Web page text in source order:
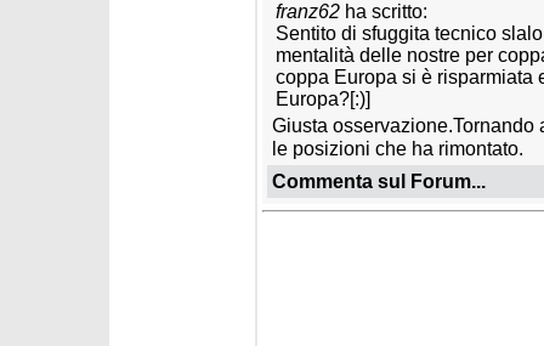
Shiffrin vince anche l'ultimo
slalom e fa 110. Splendida
Trocker in top10
coppa
franz62 ha scritto:
Sentito di sfuggita tecnico
mentalità delle nostre per
coppa Europa si è risparmiata
Europa?[:)]
Giusta osservazione.Tornando
le posizioni che ha rimontato.
Commenta sul Forum...